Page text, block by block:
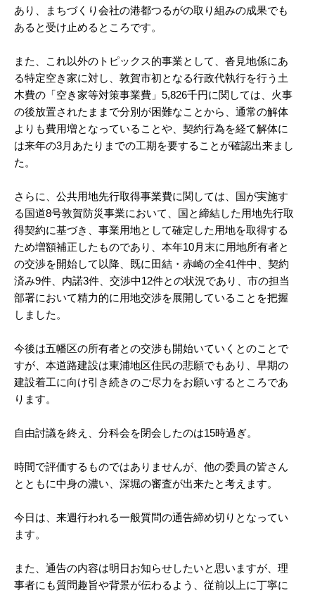
あり、まちづくり会社の港都つるがの取り組みの成果でも
あると受け止めるところです。
また、これ以外のトピックス的事業として、沓見地係にあ
る特定空き家に対し、敦賀市初となる行政代執行を行う土
木費の「空き家等対策事業費」5,826千円に関しては、火事
の後放置されたままで分別が困難なことから、通常の解体
よりも費用増となっていることや、契約行為を経て解体に
は来年の3月あたりまでの工期を要することが確認出来まし
た。
さらに、公共用地先行取得事業費に関しては、国が実施す
る国道8号敦賀防災事業において、国と締結した用地先行取
得契約に基づき、事業用地として確定した用地を取得する
ため増額補正したものであり、本年10月末に用地所有者と
の交渉を開始して以降、既に田結・赤崎の全41件中、契約
済み9件、内諾3件、交渉中12件との状況であり、市の担当
部署において精力的に用地交渉を展開していることを把握
しました。
今後は五幡区の所有者との交渉も開始いていくとのことで
すが、本道路建設は東浦地区住民の悲願でもあり、早期の
建設着工に向け引き続きのご尽力をお願いするところであ
ります。
自由討議を終え、分科会を閉会したのは15時過ぎ。
時間で評価するものではありませんが、他の委員の皆さん
とともに中身の濃い、深堀の審査が出来たと考えます。
今日は、来週行われる一般質問の通告締め切りとなってい
ます。
また、通告の内容は明日お知らせしたいと思いますが、理
事者にも質問趣旨や背景が伝わるよう、従前以上に丁寧に